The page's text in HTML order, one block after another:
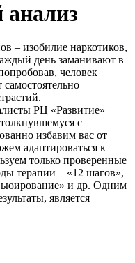
– изобилие наркотиков,
день заманивают в
человек
РЦ «Развитие»
с
избавим вас от
адаптироваться к
только проверенные
терапии – «12 шагов»,
и др. Одним
является